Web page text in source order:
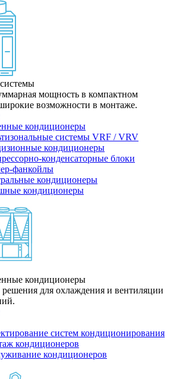
мощность в компактном
возможности в монтаже.
кондиционеры
системы VRF / VRV
кондиционеры
конденсаторные блоки
фанкойлы
кондиционеры
кондиционеры
кондиционеры
для охлаждения и вентиляции
систем кондиционирования
кондиционеров
кондиционеров